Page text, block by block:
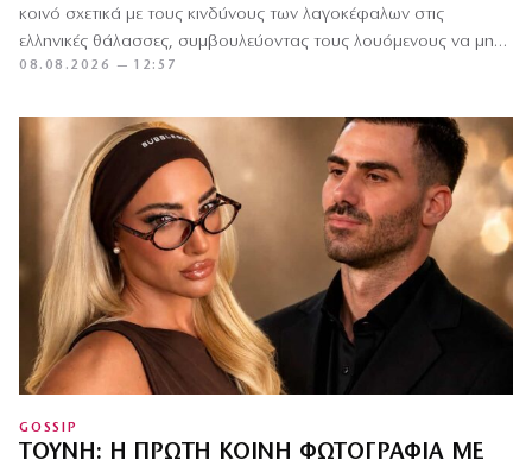
κοινό σχετικά με τους κινδύνους των λαγοκέφαλων στις
ελληνικές θάλασσες, συμβουλεύοντας τους λουόμενους να μην
τους αγγίζουν…
08.08.2026 — 12:57
GOSSIP
ΤΟΎΝΗ: Η ΠΡΏΤΗ ΚΟΙΝΉ ΦΩΤΟΓΡΑΦΊΑ ΜΕ